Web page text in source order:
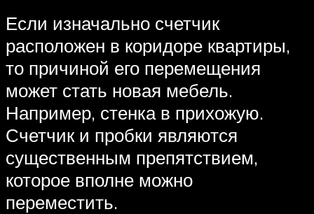
Если изначально счетчик
расположен в коридоре квартиры,
то причиной его перемещения
может стать новая мебель.
Например, стенка в прихожую.
Счетчик и пробки являются
существенным препятствием,
которое вполне можно
переместить.